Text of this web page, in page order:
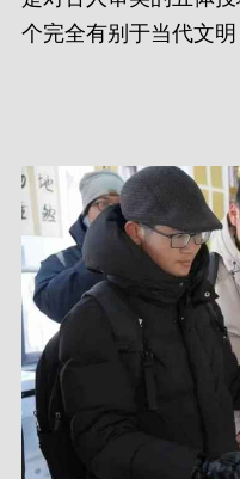
个完全有别于当代文明